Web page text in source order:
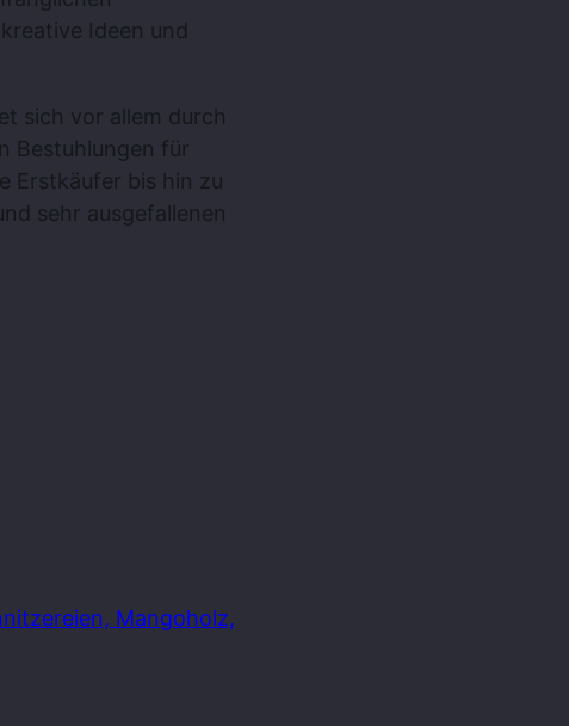
Ideen und
sich vor allem durch
Bestuhlungen für
Erstkäufer bis hin zu
sehr ausgefallenen
Mangoholz,